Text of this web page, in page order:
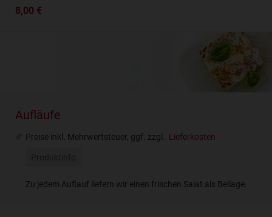
8,00 €
Aufläufe
Preise inkl. Mehrwertsteuer, ggf. zzgl. Lieferkosten
Zu jedem Auflauf liefern wir einen frischen Salat als Beilage.